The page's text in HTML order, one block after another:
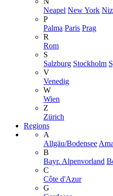
Neapel New York
P
Palma Paris Prag
R
Rom
S
Salzburg Stockholm
V
Venedig
W
Wien
Z
Zürich
Regions
A
Allgäu/Bodensee
B
Bayr. Alpenvorland
C
Côte d'Azur
G